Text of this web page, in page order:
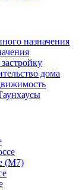
назначения
дома
(М7)